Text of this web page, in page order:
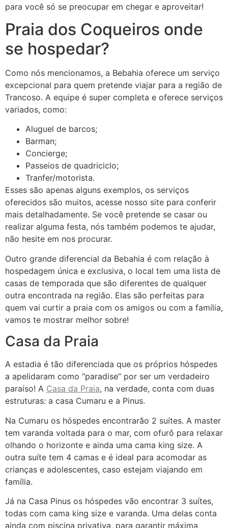
para você só se preocupar em chegar e aproveitar!
Praia dos Coqueiros onde
se hospedar?
Como nós mencionamos, a Bebahia oferece um serviço
excepcional para quem pretende viajar para a região de
Trancoso. A equipe é super completa e oferece serviços
variados, como:
Aluguel de barcos;
Barman;
Concierge;
Passeios de quadriciclo;
Tranfer/motorista.
Esses são apenas alguns exemplos, os serviços
oferecidos são muitos, acesse nosso site para conferir
mais detalhadamente. Se você pretende se casar ou
realizar alguma festa, nós também podemos te ajudar,
não hesite em nos procurar.
Outro grande diferencial da Bebahia é com relação à
hospedagem única e exclusiva, o local tem uma lista de
casas de temporada que são diferentes de qualquer
outra encontrada na região. Elas são perfeitas para
quem vai curtir a praia com os amigos ou com a família,
vamos te mostrar melhor sobre!
Casa da Praia
A estadia é tão diferenciada que os próprios hóspedes
a apelidaram como “paradise” por ser um verdadeiro
paraíso! A Casa da Praia, na verdade, conta com duas
estruturas: a casa Cumaru e a Pinus.
Na Cumaru os hóspedes encontrarão 2 suítes. A master
tem varanda voltada para o mar, com ofurô para relaxar
olhando o horizonte e ainda uma cama king size. A
outra suíte tem 4 camas e é ideal para acomodar as
crianças e adolescentes, caso estejam viajando em
família.
Já na Casa Pinus os hóspedes vão encontrar 3 suítes,
todas com cama king size e varanda. Uma delas conta
ainda com piscina privativa, para garantir máxima